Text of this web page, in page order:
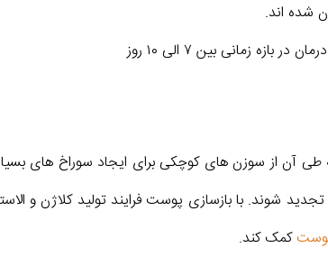
شده اند.
زمانی بین ۷ الی ۱۰ روز
آن از سوزن های کوچکی برای ایجاد سوراخ های
شوند. با بازسازی پوست فرایند تولید کلاژن و
کمک کند.